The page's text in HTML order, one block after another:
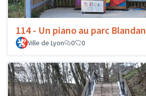
114 - Un piano au parc Blandan
Ville de Lyon
0 0